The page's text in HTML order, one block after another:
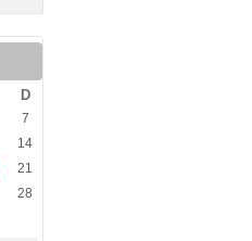
D
7
14
21
28